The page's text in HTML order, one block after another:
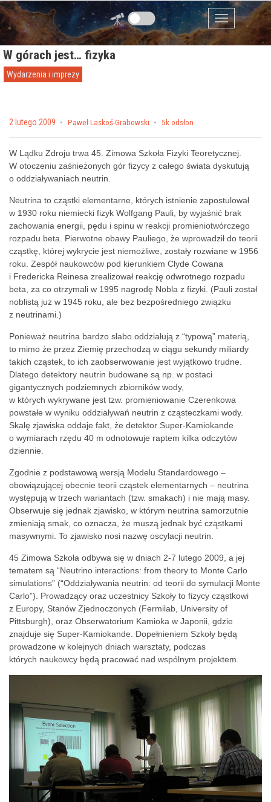
Przejdź do zawartości
Menu
W górach jest… fizyka
Wydarzenia i imprezy
Posted on
2 lutego 2009 by Paweł Laskoś-Grabowski 5k odsłon
W Lądku Zdroju trwa 45. Zimowa Szkoła Fizyki Teoretycznej.
W otoczeniu zaśnieżonych gór fizycy z całego świata dyskutują
o oddziaływaniach neutrin.
Neutrina to cząstki elementarne, których istnienie zapostulował
w 1930 roku niemiecki fizyk Wolfgang Pauli, by wyjaśnić brak
zachowania energii, pędu i spinu w reakcji promieniotwórczego
rozpadu beta. Pierwotne obawy Pauliego, że wprowadził do teorii
cząstkę, której wykrycie jest niemożliwe, zostały rozwiane w 1956
roku. Zespół naukowców pod kierunkiem Clyde Cowana
i Fredericka Reinesa zrealizował reakcję odwrotnego rozpadu
beta, za co otrzymali w 1995 nagrodę Nobla z fizyki. (Pauli został
noblistą już w 1945 roku, ale bez bezpośredniego związku
z neutrinami.)
Ponieważ neutrina bardzo słabo oddziałują z “typową” materią,
to mimo że przez Ziemię przechodzą w ciągu sekundy miliardy
takich cząstek, to ich zaobserwowanie jest wyjątkowo trudne.
Dlatego detektory neutrin budowane są np. w postaci
gigantycznych podziemnych zbiorników wody,
w których wykrywane jest tzw. promieniowanie Czerenkowa
powstałe w wyniku oddziaływań neutrin z cząsteczkami wody.
Skalę zjawiska oddaje fakt, że detektor Super-Kamiokande
o wymiarach rzędu 40 m odnotowuje raptem kilka odczytów
dziennie.
Zgodnie z podstawową wersją Modelu Standardowego –
obowiązującej obecnie teorii cząstek elementarnych – neutrina
występują w trzech wariantach (tzw. smakach) i nie mają masy.
Obserwuje się jednak zjawisko, w którym neutrina samorzutnie
zmieniają smak, co oznacza, że muszą jednak być cząstkami
masywnymi. To zjawisko nosi nazwę oscylacji neutrin.
45 Zimowa Szkoła odbywa się w dniach 2-7 lutego 2009, a jej
tematem są “Neutrino interactions: from theory to Monte Carlo
simulations” (“Oddziaływania neutrin: od teorii do symulacji Monte
Carlo”). Prowadzący oraz uczestnicy Szkoły to fizycy cząstkowi
z Europy, Stanów Zjednoczonych (Fermilab, University of
Pittsburgh), oraz Obserwatorium Kamioka w Japonii, gdzie
znajduje się Super-Kamiokande. Dopełnieniem Szkoły będą
prowadzone w kolejnych dniach warsztaty, podczas
których naukowcy będą pracować nad wspólnym projektem.